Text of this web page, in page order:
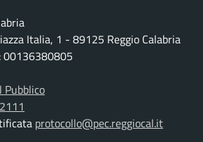
Italia, 1 - 89125 Reggio Calabria
00136380805
Pubblico
protocollo@pec.reggiocal.it